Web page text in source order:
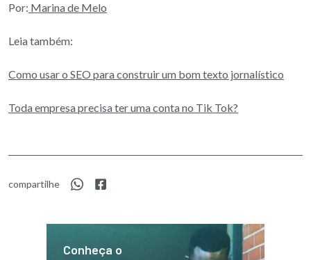
compartilhe
Por: Marina de Melo
Leia também:
Como usar o SEO para construir um bom texto jornalístico
Toda empresa precisa ter uma conta no Tik Tok?
Conheça o